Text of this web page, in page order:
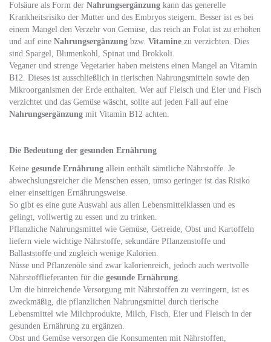
Folsäure als Form der Nahrungsergänzung kann das generelle
Krankheitsrisiko der Mutter und des Embryos steigern. Besser ist es bei
einem Mangel den Verzehr von Gemüse, das reich an Folat ist zu erhöhen
und auf eine Nahrungsergänzung bzw. Vitamine zu verzichten. Dies
sind Spargel, Blumenkohl, Spinat und Brokkoli.
Veganer und strenge Vegetarier haben meistens einen Mangel an Vitamin
B12. Dieses ist ausschließlich in tierischen Nahrungsmitteln sowie den
Mikroorganismen der Erde enthalten. Wer auf Fleisch und Eier und Fisch
verzichtet und das Gemüse wäscht, sollte auf jeden Fall auf eine
Nahrungsergänzung mit Vitamin B12 achten.
Die Bedeutung der gesunden Ernährung
Keine gesunde Ernährung allein enthält sämtliche Nährstoffe. Je
abwechslungsreicher die Menschen essen, umso geringer ist das Risiko
einer einseitigen Ernährungsweise.
So gibt es eine gute Auswahl aus allen Lebensmittelklassen und es
gelingt, vollwertig zu essen und zu trinken.
Pflanzliche Nahrungsmittel wie Gemüse, Getreide, Obst und Kartoffeln
liefern viele wichtige Nährstoffe, sekundäre Pflanzenstoffe und
Ballaststoffe und zugleich wenige Kalorien.
Nüsse und Pflanzenöle sind zwar kalorienreich, jedoch auch wertvolle
Nährstofflieferanten für die gesunde Ernährung.
Um die hinreichende Versorgung mit Nährstoffen zu verringern, ist es
zweckmäßig, die pflanzlichen Nahrungsmittel durch tierische
Lebensmittel wie Milchprodukte, Milch, Fisch, Eier und Fleisch in der
gesunden Ernährung zu ergänzen.
Obst und Gemüse versorgen die Konsumenten mit Nährstoffen,